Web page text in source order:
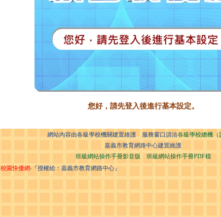
您好，請先登入後進行基本設定。
網站內容由各級學校機關建置維護 服務窗口請洽各級學校總機（
嘉義市教育網路中心建置維護
班級網站操作手冊影音版
班級網站操作手冊PDF檔
校園快優網‧『授權給：嘉義市教育網路中心』